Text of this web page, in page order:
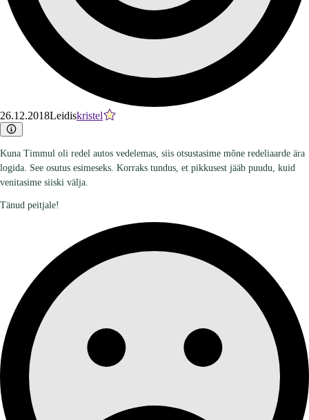
26.12.2018Leidiskristel
Kuna Timmul oli redel autos vedelemas, siis otsustasime mõne redeliaarde ära
logida. See osutus esimeseks. Korraks tundus, et pikkusest jääb puudu, kuid
venitasime siiski välja.
Tänud peitjale!